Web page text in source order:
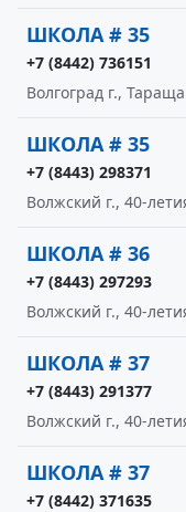
ШКОЛА # 35
+7 (8442) 736151
Волгоград г.,
ШКОЛА # 35
+7 (8443) 298371
Волжский г., 40-
ШКОЛА # 36
+7 (8443) 297293
Волжский г., 40-
ШКОЛА # 37
+7 (8443) 291377
Волжский г., 40-
ШКОЛА # 37
+7 (8442) 371635